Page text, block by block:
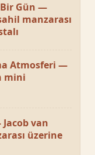
Bir Gün —
manzarası
Atmosferi —
mini
van
üzerine